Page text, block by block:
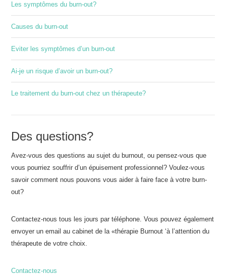
Les symptômes du burn-out?
Causes du burn-out
Eviter les symptômes d’un burn-out
Ai-je un risque d’avoir un burn-out?
Le traitement du burn-out chez un thérapeute?
Des questions?
Avez-vous des questions au sujet du burnout, ou pensez-vous que
vous pourriez souffrir d’un épuisement professionnel? Voulez-vous
savoir comment nous pouvons vous aider à faire face à votre burn-
out?
Contactez-nous tous les jours par téléphone. Vous pouvez également
envoyer un email au cabinet de la «thérapie Burnout ‘à l’attention du
thérapeute de votre choix.
Contactez-nous